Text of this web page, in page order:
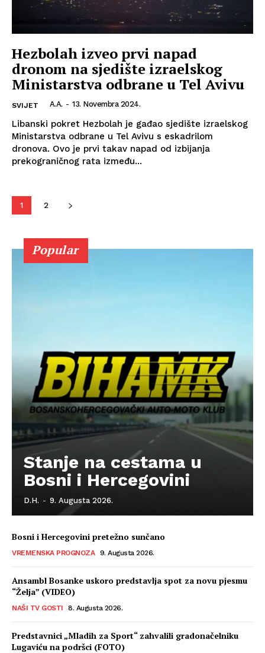
Info
O nama
Hezbolah izveo prvi napad
dronom na sjedište izraelskog
Ministarstva odbrane u Tel Avivu
SVIJET A.A. - 13. Novembra 2024.
Libanski pokret Hezbolah je gađao sjedište izraelskog
Ministarstva odbrane u Tel Avivu s eskadrilom
dronova. Ovo je prvi takav napad od izbijanja
prekograničnog rata između...
1 2
Popular
Stanje na cestama u
Bosni i Hercegovini
D.H. - 9. Augusta 2026.
Bosni i Hercegovini pretežno sunčano
VREMENSKA PROGNOZA 9. Augusta 2026.
Ansambl Bosanke uskoro predstavlja spot za novu pjesmu
“Želja” (VIDEO)
NAŠI TV GOSTI 8. Augusta 2026.
Predstavnici „Mladih za Sport“ zahvalili gradonačelniku
Lugaviću na podršci (FOTO)